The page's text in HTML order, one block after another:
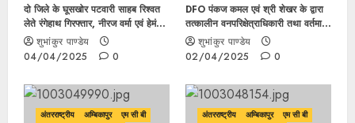
दो जिले के घूसखोर पटवारी साहब रिश्वत
लेते रंगेहाथ गिरफ्तार, नीरज वर्मा एवं हेमंत
कुजूर रिश्वतखोर हैं पटवारी ….
शुभांकुर पाण्डेय
04/04/2025
0
DFO पंकज कमल एवं श्री शेखर के द्वारा
तत्कालीन वनपरिक्षेत्राधिकारी तथा वर्तमान
वन परिक्षेत्राधिकारी के मिली भगत से गोदाम
निर्माण में करोड़ों रूपए का फर्जी बिल वाउचर
लगाकर शासकीय राशि का किया गया
शुभांकुर पाण्डेय
02/04/2025
0
अंतरराष्ट्रीय अम्बिकापुर
एम सी बी
अंतरराष्ट्रीय अम्बिकापुर
एम सी बी